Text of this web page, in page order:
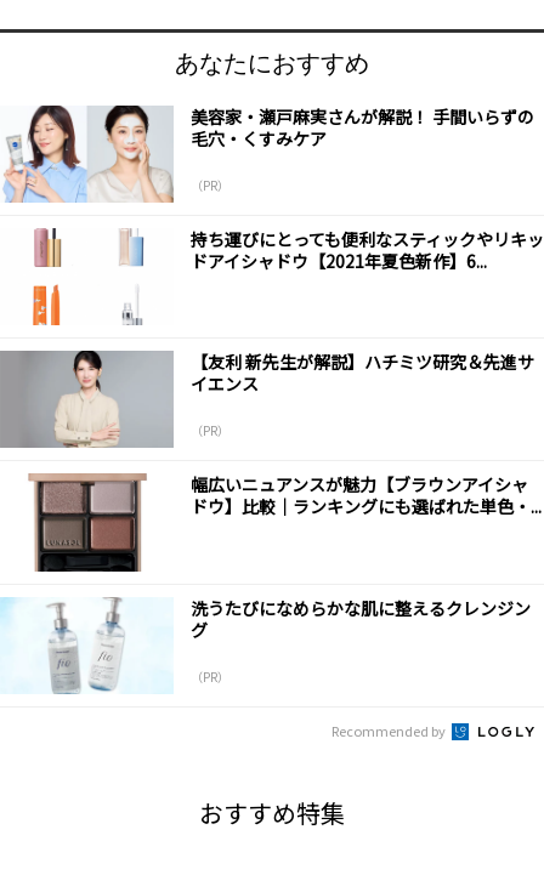
あなたにおすすめ
美容家・瀬戸麻実さんが解説！ 手間いらずの
毛穴・くすみケア
（PR）
持ち運びにとっても便利なスティックやリキッ
ドアイシャドウ【2021年夏色新作】6...
【友利 新先生が解説】ハチミツ研究＆先進サ
イエンス
（PR）
幅広いニュアンスが魅力【ブラウンアイシャ
ドウ】比較│ランキングにも選ばれた単色・...
洗うたびになめらかな肌に整えるクレンジン
グ
（PR）
Recommended by
おすすめ特集